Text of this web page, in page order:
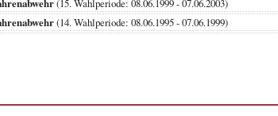
(15. Wahlperiode: 08.06.1999 - 07.06.2003)
(14. Wahlperiode: 08.06.1995 - 07.06.1999)